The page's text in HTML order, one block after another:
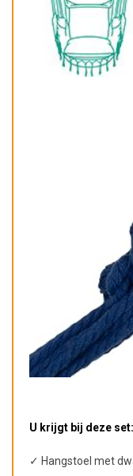
U krijgt bij deze set:
✓ Hangstoel met